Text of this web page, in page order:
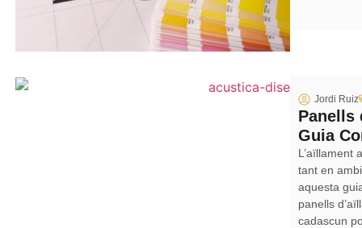
Jordi Ruiz
Panells
Guia
L’aïllament
tant en
aquesta
panells
cadascun